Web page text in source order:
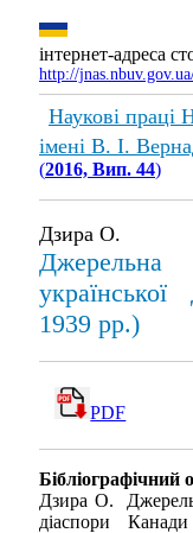
інтернет-адреса
http://
Наукові праці
імені В. І.
(2016, Вип. 44)
Дзира О.
Джерельна
1939 рр.)
PDF
Бібліографічний
Дзира О.
діаспори